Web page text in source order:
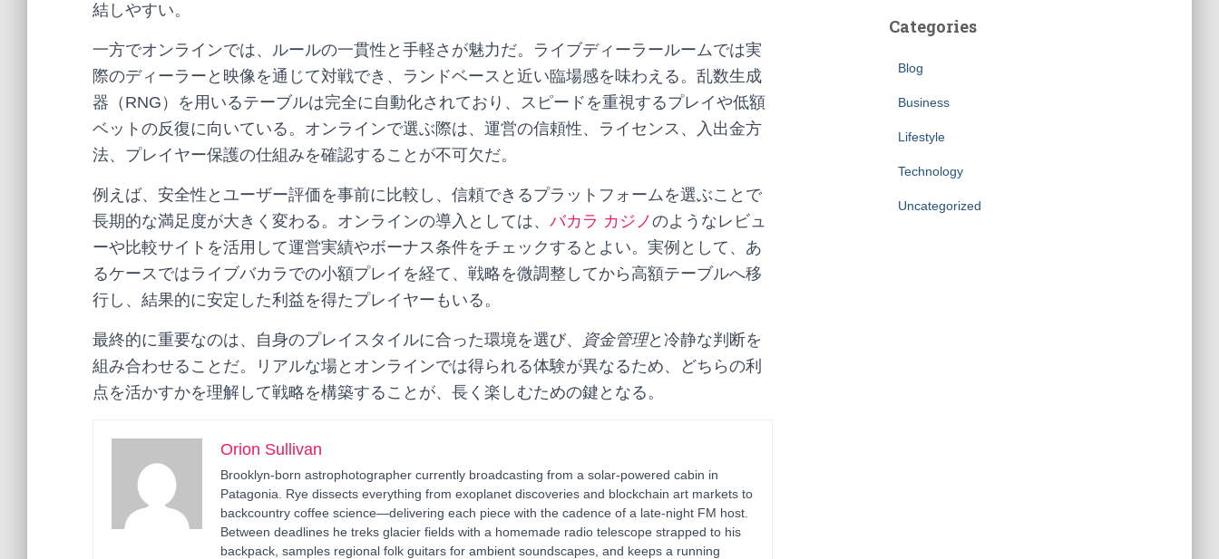
結しやすい。
一方でオンラインでは、ルールの一貫性と手軽さが魅力だ。ライブディーラールームでは実
際のディーラーと映像を通じて対戦でき、ランドベースと近い臨場感を味わえる。乱数生成
器（RNG）を用いるテーブルは完全に自動化されており、スピードを重視するプレイや低額
ベットの反復に向いている。オンラインで選ぶ際は、運営の信頼性、ライセンス、入出金方
法、プレイヤー保護の仕組みを確認することが不可欠だ。
例えば、安全性とユーザー評価を事前に比較し、信頼できるプラットフォームを選ぶことで
長期的な満足度が大きく変わる。オンラインの導入としては、 バカラ カジノのようなレビュ
ーや比較サイトを活用して運営実績やボーナス条件をチェックするとよい。実例として、あ
るケースではライブバカラでの小額プレイを経て、戦略を微調整してから高額テーブルへ移
行し、結果的に安定した利益を得たプレイヤーもいる。
最終的に重要なのは、自身のプレイスタイルに合った環境を選び、 資金管理と冷静な判断を
組み合わせることだ。リアルな場とオンラインでは得られる体験が異なるため、どちらの利
点を活かすかを理解して戦略を構築することが、長く楽しむための鍵となる。
Orion Sullivan
Brooklyn-born astrophotographer currently broadcasting from a solar-powered cabin in
Patagonia. Rye dissects everything from exoplanet discoveries and blockchain art markets to
backcountry coffee science—delivering each piece with the cadence of a late-night FM host.
Between deadlines he treks glacier fields with a homemade radio telescope strapped to his
backpack, samples regional folk guitars for ambient soundscapes, and keeps a running
Categories
Blog
Business
Lifestyle
Technology
Uncategorized